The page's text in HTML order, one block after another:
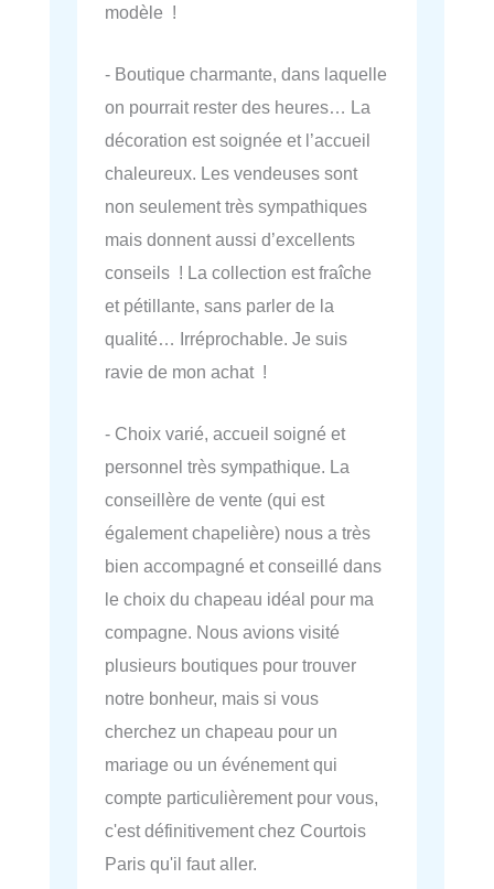
modèle !
- Boutique charmante, dans laquelle
on pourrait rester des heures… La
décoration est soignée et l’accueil
chaleureux. Les vendeuses sont
non seulement très sympathiques
mais donnent aussi d’excellents
conseils ! La collection est fraîche
et pétillante, sans parler de la
qualité… Irréprochable. Je suis
ravie de mon achat !
- Choix varié, accueil soigné et
personnel très sympathique. La
conseillère de vente (qui est
également chapelière) nous a très
bien accompagné et conseillé dans
le choix du chapeau idéal pour ma
compagne. Nous avions visité
plusieurs boutiques pour trouver
notre bonheur, mais si vous
cherchez un chapeau pour un
mariage ou un événement qui
compte particulièrement pour vous,
c'est définitivement chez Courtois
Paris qu'il faut aller.